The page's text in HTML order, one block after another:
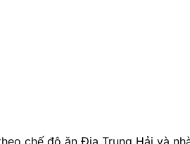
chế độ ăn Địa Trung Hải và